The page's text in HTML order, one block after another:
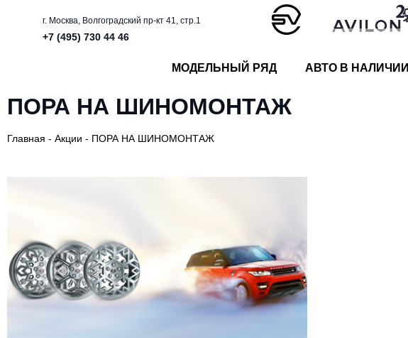
г. Москва, Волгоградский пр-кт 41, стр.1
+7 (495) 730 44 46
МОДЕЛЬНЫЙ РЯД АВТО В НАЛИЧИИ
ПОРА НА ШИНОМОНТАЖ
Главная - Акции - ПОРА НА ШИНОМОНТАЖ